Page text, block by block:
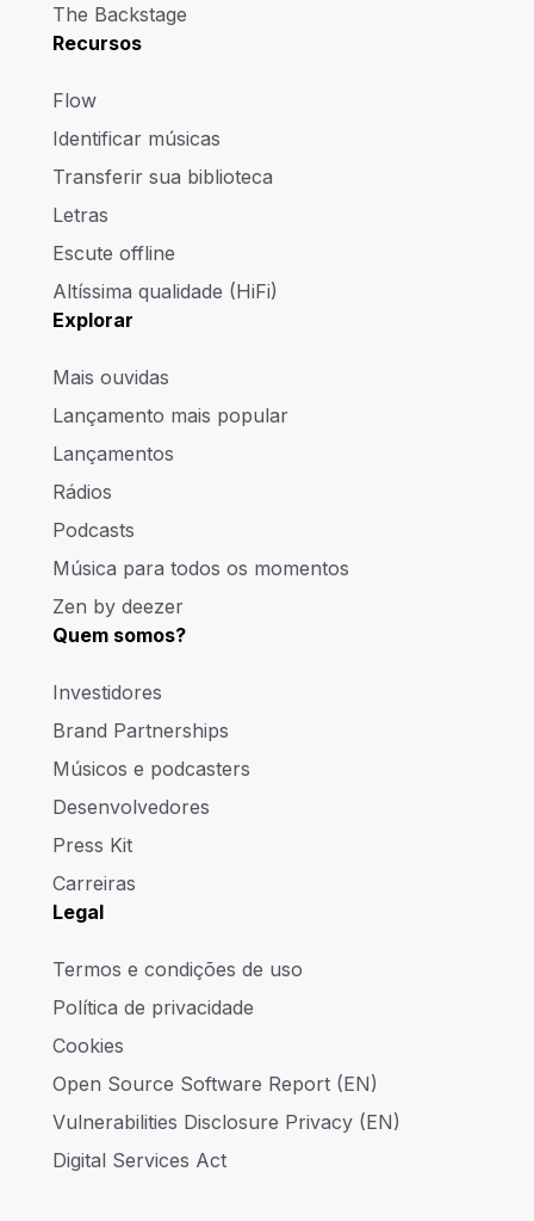
The Backstage
Recursos
Flow
Identificar músicas
Transferir sua biblioteca
Letras
Escute offline
Altíssima qualidade (HiFi)
Explorar
Mais ouvidas
Lançamento mais popular
Lançamentos
Rádios
Podcasts
Música para todos os momentos
Zen by deezer
Quem somos?
Investidores
Brand Partnerships
Músicos e podcasters
Desenvolvedores
Press Kit
Carreiras
Legal
Termos e condições de uso
Política de privacidade
Cookies
Open Source Software Report (EN)
Vulnerabilities Disclosure Privacy (EN)
Digital Services Act